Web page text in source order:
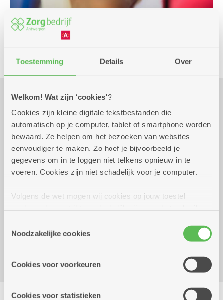
Toestemming Details Over
Welkom! Wat zijn ‘cookies’?
Cookies zijn kleine digitale tekstbestanden die
automatisch op je computer, tablet of smartphone worden
bewaard. Ze helpen om het bezoeken van websites
eenvoudiger te maken. Zo hoef je bijvoorbeeld je
gegevens om in te loggen niet telkens opnieuw in te
voeren. Cookies zijn niet schadelijk voor je computer.
Volgens de wet mogen wij cookies op jouw toestel
cookies hebben we jouw toestemming nodig. Sommige
cookies worden geplaatst door derde partijen die een
informatie over jouw (geanonimiseerd) gebruik van onze
partners kunnen deze gegevens combineren met andere
Noodzakelijke cookies
Cookies voor voorkeuren
Cookies voor statistieken
Praktisch
vrijdag 16 oktober 202614.00 uur tot 16.00 uur
Gratis, smul: gebak met koffie of thee voor 6
Reserveer vervoer
Hallershofstraat 5